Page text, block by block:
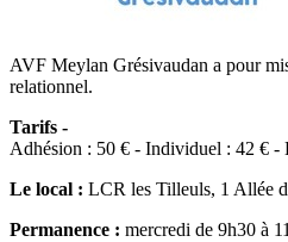
AVF Meylan Grésivaudan a pour
relationnel.
Tarifs -
Adhésion : 50 € - Individuel : 42 € -
Le local : LCR les Tilleuls, 1 Allée
Permanence : mercredi de 9h30 à